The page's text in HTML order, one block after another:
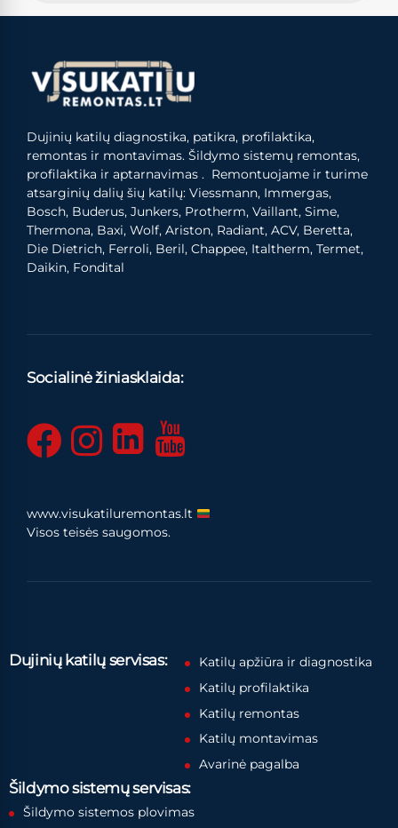
Dujinių katilų diagnostika, patikra, profilaktika,
remontas ir montavimas. Šildymo sistemų remontas,
profilaktika ir aptarnavimas . Remontuojame ir turime
atsarginių dalių šių katilų: Viessmann, Immergas,
Bosch, Buderus, Junkers, Protherm, Vaillant, Sime,
Thermona, Baxi, Wolf, Ariston, Radiant, ACV, Beretta,
Die Dietrich, Ferroli, Beril, Chappee, Italtherm, Termet,
Daikin, Fondital
Socialinė žiniasklaida:
www.visukatiluremontas.lt
Visos teisės saugomos.
Dujinių katilų servisas:
Katilų apžiūra ir diagnostika
Katilų profilaktika
Katilų remontas
Katilų montavimas
Avarinė pagalba
Šildymo sistemų servisas:
Šildymo sistemos plovimas